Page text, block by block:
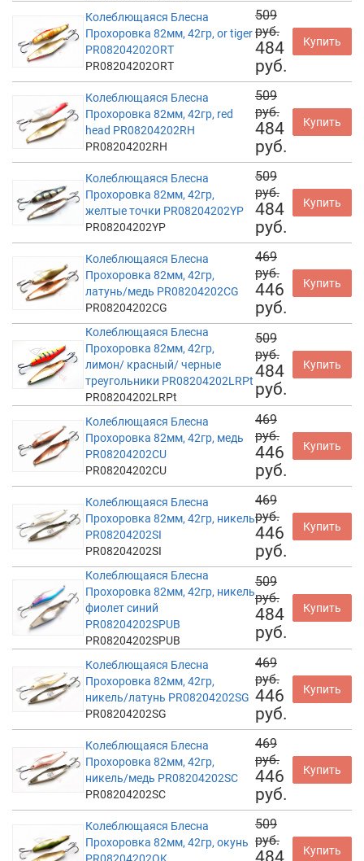
Колеблющаяся Блесна
Прохоровка 82мм, 42гр, or tiger
PR08204202ORT
PR08204202ORT
509
руб.
484
руб.
Купить
Колеблющаяся Блесна
Прохоровка 82мм, 42гр, red
head PR08204202RH
PR08204202RH
509
руб.
484
руб.
Купить
Колеблющаяся Блесна
Прохоровка 82мм, 42гр,
желтые точки PR08204202YP
PR08204202YP
509
руб.
484
руб.
Купить
Колеблющаяся Блесна
Прохоровка 82мм, 42гр,
латунь/медь PR08204202CG
PR08204202CG
469
руб.
446
руб.
Купить
Колеблющаяся Блесна
Прохоровка 82мм, 42гр,
лимон/ красный/ черные
треугольники PR08204202LRPt
PR08204202LRPt
509
руб.
484
руб.
Купить
Колеблющаяся Блесна
Прохоровка 82мм, 42гр, медь
PR08204202CU
PR08204202CU
469
руб.
446
руб.
Купить
Колеблющаяся Блесна
Прохоровка 82мм, 42гр, никель
PR08204202SI
PR08204202SI
469
руб.
446
руб.
Купить
Колеблющаяся Блесна
Прохоровка 82мм, 42гр, никель
фиолет синий
PR08204202SPUB
PR08204202SPUB
509
руб.
484
руб.
Купить
Колеблющаяся Блесна
Прохоровка 82мм, 42гр,
никель/латунь PR08204202SG
PR08204202SG
469
руб.
446
руб.
Купить
Колеблющаяся Блесна
Прохоровка 82мм, 42гр,
никель/медь PR08204202SC
PR08204202SC
469
руб.
446
руб.
Купить
Колеблющаяся Блесна
Прохоровка 82мм, 42гр, окунь
509
руб.
484 Купить